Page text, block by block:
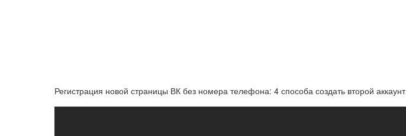
Регистрация новой страницы ВК без номера телефона: 4 способа создать второй аккаунт